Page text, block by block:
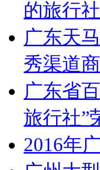
的旅行社
广东天
秀渠道商
广东省
旅行社”
2016年